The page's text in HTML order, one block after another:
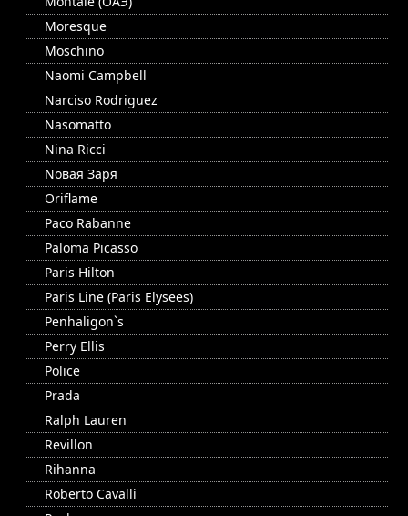
Moresque
Moschino
Naomi Campbell
Narciso Rodriguez
Nasomatto
Nina Ricci
Nовая Заря
Oriflame
Paco Rabanne
Paloma Picasso
Paris Hilton
Paris Line (Paris Elysees)
Penhaligon`s
Perry Ellis
Police
Prada
Ralph Lauren
Revillon
Rihanna
Roberto Cavalli